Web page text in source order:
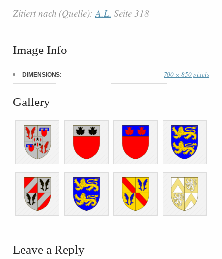
Zitiert nach (Quelle):A.L. Seite 318
Image Info
DIMENSIONS: 700 × 850 pixels
Gallery
Leave a Reply